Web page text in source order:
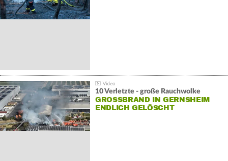
10 Verletzte - große Rauchwolke
GROSSBRAND IN GERNSHEIM E
NDLICH GELÖSCHT